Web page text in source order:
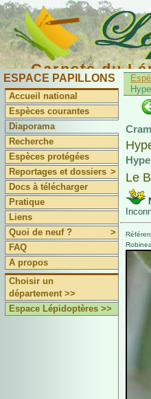
Carnets du
ESPACE PAPILLONS
Accueil national
Espèces courantes
Diaporama
Recherche
Espèces protégées
Reportages et dossiers >
Docs à télécharger
Pratique
Liens
Quoi de neuf ?
>
FAQ
A propos
Choisir un
département >>
Espace Lépidoptères >>
Le